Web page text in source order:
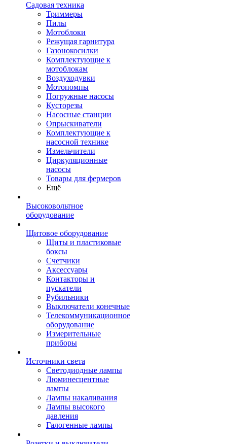
Садовая техника
Триммеры
Пилы
Мотоблоки
Режущая гарнитура
Газонокосилки
Комплектующие к
мотоблокам
Воздуходувки
Мотопомпы
Погружные насосы
Кусторезы
Насосные станции
Опрыскиватели
Комплектующие к
насосной технике
Измельчители
Циркуляционные
насосы
Товары для фермеров
Ещё
Высоковольтное
оборудование
Щитовое оборудование
Щиты и пластиковые
боксы
Счетчики
Аксессуары
Контакторы и
пускатели
Рубильники
Выключатели конечные
Телекоммуникационное
оборудование
Измерительные
приборы
Источники света
Светодиодные лампы
Люминесцентные
лампы
Лампы накаливания
Лампы высокого
давления
Галогенные лампы